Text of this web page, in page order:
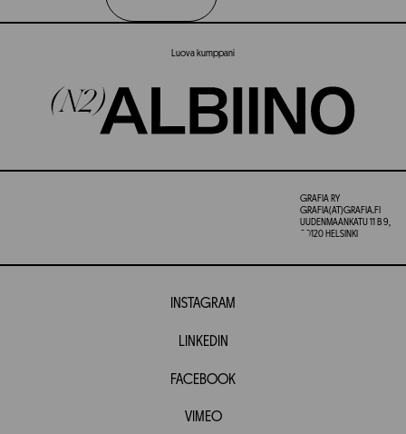
Luova kumppani
GRAFIA RY
GRAFIA(AT)GRAFIA.FI
UUDENMAANKATU 11 B 9,
00120 HELSINKI
INSTAGRAM
LINKEDIN
FACEBOOK
VIMEO